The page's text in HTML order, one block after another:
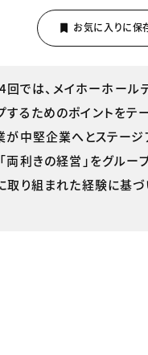
回では、メイホーホール
るためのポイントをテ
が中堅企業へとステージ
利きの経営」をグルー
取り組まれた経験に基づ